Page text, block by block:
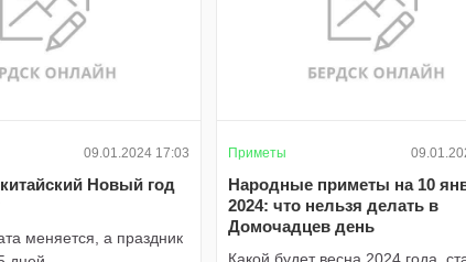
09.01.2024 17:03
Новый год
меняется, а праздник
Приметы
Народные приметы на 10
2024: что нельзя делать в
Домочадцев день